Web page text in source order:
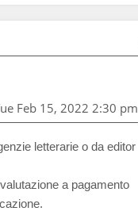
Feb 15, 2022 2:30 pm
letterarie o da editor
a pagamento